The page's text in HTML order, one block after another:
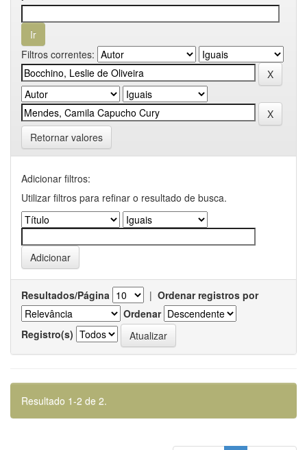
Filtros correntes:
Retornar valores
Adicionar filtros:
Utilizar filtros para refinar o resultado de busca.
Resultados/Página | Ordenar registros por
Ordenar
Registro(s)
Resultado 1-2 de 2.